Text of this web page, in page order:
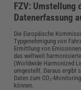
FZV: Umstellung
Datenerfassung
Die Europäische
Typgenehmigung von
Ermittlung von
das weltweit
(Worldwide Harmonized
umgestellt. Daraus ergibt
Daten zum CO₂-
können.